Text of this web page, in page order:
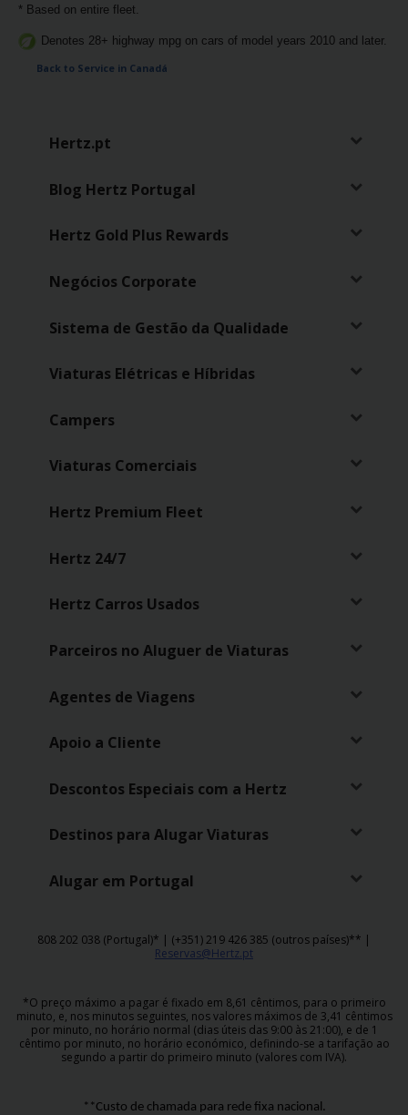
* Based on entire fleet.
Denotes 28+ highway mpg on cars of model years 2010 and later.
Back to Service in Canadá
Hertz.pt
Blog Hertz Portugal
Hertz Gold Plus Rewards
Negócios Corporate
Sistema de Gestão da Qualidade
Viaturas Elétricas e Híbridas
Campers
Viaturas Comerciais
Hertz Premium Fleet
Hertz 24/7
Hertz Carros Usados
Parceiros no Aluguer de Viaturas
Agentes de Viagens
Apoio a Cliente
Descontos Especiais com a Hertz
Destinos para Alugar Viaturas
Alugar em Portugal
808 202 038 (Portugal)* | (+351) 219 426 385 (outros países)** |
Reservas@Hertz.pt
*O preço máximo a pagar é fixado em 8,61 cêntimos, para o primeiro
minuto, e, nos minutos seguintes, nos valores máximos de 3,41 cêntimos
por minuto, no horário normal (dias úteis das 9:00 às 21:00), e de 1
cêntimo por minuto, no horário económico, definindo-se a tarifação ao
segundo a partir do primeiro minuto (valores com IVA).
**Custo de chamada para rede fixa nacional.